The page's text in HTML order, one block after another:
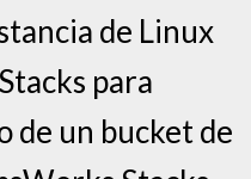
de Linux
para
de un bucket de